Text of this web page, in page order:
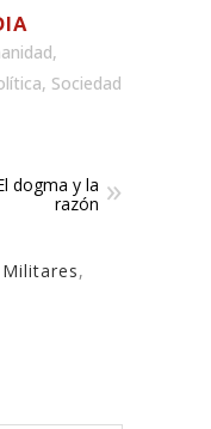
,
, Sociedad
dogma y la
razón
Militares,